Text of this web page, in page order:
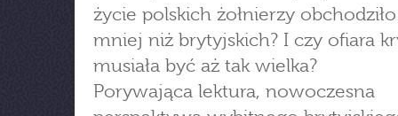
życie polskich żołnierzy
mniej niż brytyjskich? I czy ofiara
musiała być aż tak wielka?
Porywająca lektura, nowoczesna